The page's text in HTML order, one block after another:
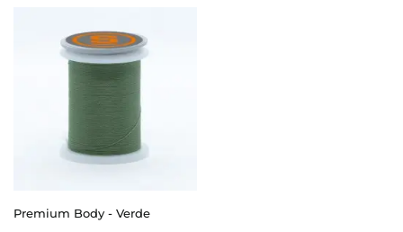
Premium Body - Verde